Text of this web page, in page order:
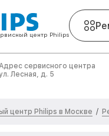
центр Philips
сервисного центра
Лесная, д. 5
центр Philips в Москве /